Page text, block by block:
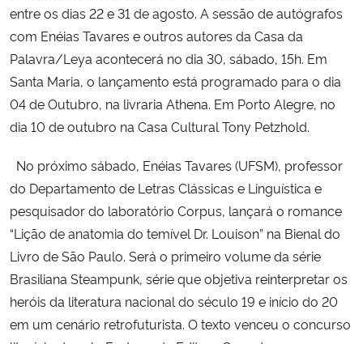
entre os dias 22 e 31 de agosto. A sessão de autógrafos
com Enéias Tavares e outros autores da Casa da
Palavra/Leya acontecerá no dia 30, sábado, 15h. Em
Santa Maria, o lançamento está programado para o dia
04 de Outubro, na livraria Athena. Em Porto Alegre, no
dia 10 de outubro na Casa Cultural Tony Petzhold.
No próximo sábado, Enéias Tavares (UFSM), professor
do Departamento de Letras Clássicas e Linguística e
pesquisador do laboratório Corpus, lançará o romance
“Lição de anatomia do temível Dr. Louison” na Bienal do
Livro de São Paulo. Será o primeiro volume da série
Brasiliana Steampunk, série que objetiva reinterpretar os
heróis da literatura nacional do século 19 e início do 20
em um cenário retrofuturista. O texto venceu o concurso